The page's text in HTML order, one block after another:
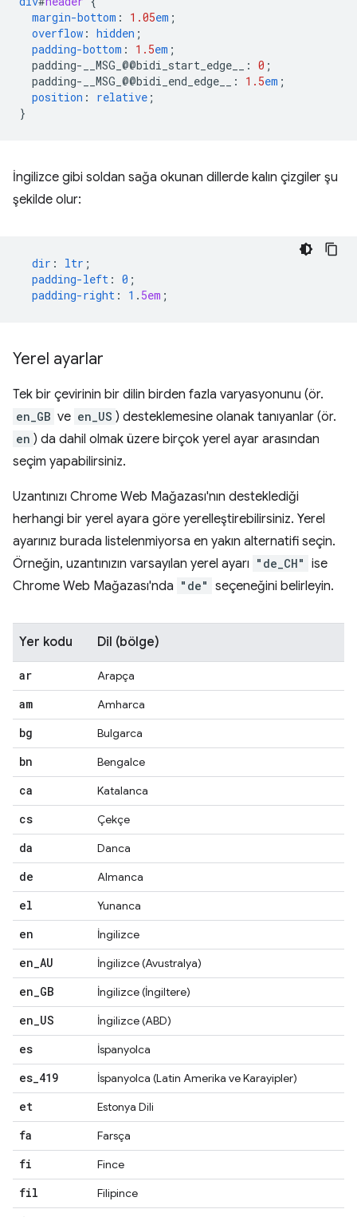
margin-bottom : 1.05em ;
overflow : hidden ;
padding-bottom : 1.5em ;
padding-__MSG_@@bidi_start_edge__ : 0 ;
padding-__MSG_@@bidi_end_edge__ : 1.5em ;
position : relative ;
}
İngilizce gibi soldan sağa okunan dillerde kalın çizgiler şu
şekilde olur:
dir : ltr ;
padding-left : 0 ;
padding-right : 1 . 5em ;
Yerel ayarlar
Tek bir çevirinin bir dilin birden fazla varyasyonunu (ör.
en_GB ve en_US ) desteklemesine olanak tanıyanlar (ör.
en ) da dahil olmak üzere birçok yerel ayar arasından
seçim yapabilirsiniz.
Uzantınızı Chrome Web Mağazası'nın desteklediği
herhangi bir yerel ayara göre yerelleştirebilirsiniz. Yerel
ayarınız burada listelenmiyorsa en yakın alternatifi seçin.
Örneğin, uzantınızın varsayılan yerel ayarı "de_CH" ise
Chrome Web Mağazası'nda "de" seçeneğini belirleyin.
Yer kodu Dil (bölge)
ar Arapça
am Amharca
bg Bulgarca
bn Bengalce
ca Katalanca
cs Çekçe
da Danca
de Almanca
el Yunanca
en İngilizce
en AU İngilizce (Avustralya)
en GB İngilizce (İngiltere)
en US İngilizce (ABD)
es İspanyolca
es 419 İspanyolca (Latin Amerika ve Karayipler)
et Estonya Dili
fa Farsça
fi Fince
fil Filipince